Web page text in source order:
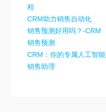
程
CRM助力销售自动化
销售预测好用吗？-CRM
销售预测
CRM：你的专属人工智能
销售助理